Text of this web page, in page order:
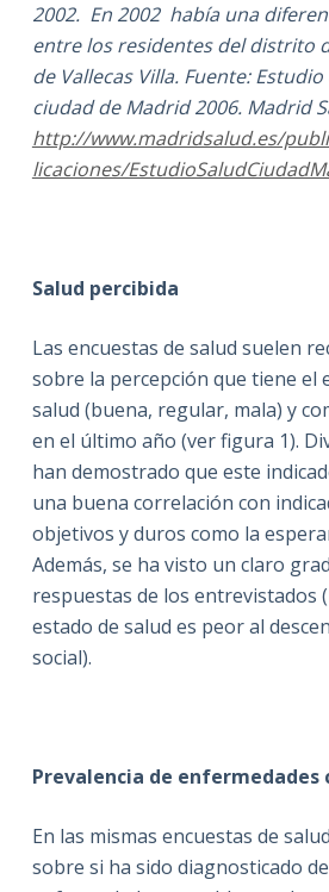
2002. En 2002 había una
entre los residentes del distrito
de Vallecas Villa. Fuente:
ciudad de Madrid 2006. Madrid
http://www.madridsalud.es/
licaciones/
Salud percibida
Las encuestas de salud suelen
sobre la percepción que tiene el
salud (buena, regular, mala) y
en el último año (ver figura 1).
han demostrado que este
una buena correlación con
objetivos y duros como la
Además, se ha visto un claro
respuestas de los entrevistados
estado de salud es peor al
social).
Prevalencia de enfermedades
En las mismas encuestas de
sobre si ha sido diagnosticado